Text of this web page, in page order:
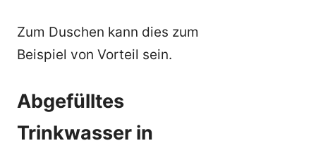
Zum Duschen kann dies zum
Beispiel von Vorteil sein.
Abgefülltes
Trinkwasser in